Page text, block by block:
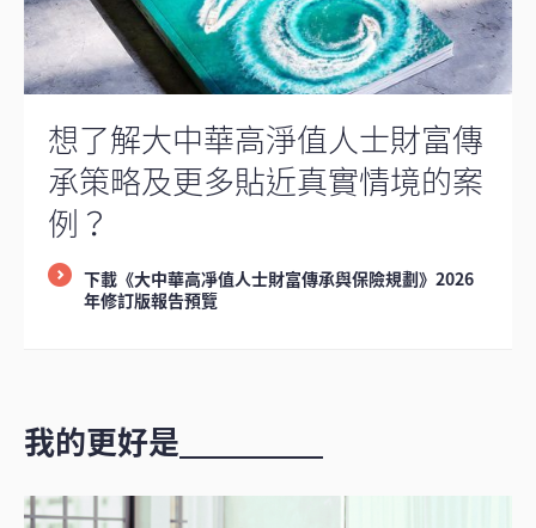
想了解大中華高淨值人士財富傳
承策略及更多貼近真實情境的案
例？
下載《大中華高凈值人士財富傳承與保險規劃》2026
年修訂版報告預覽
我的更好是